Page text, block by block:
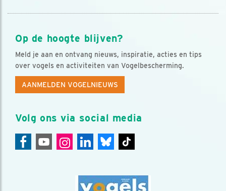
Op de hoogte blijven?
Meld je aan en ontvang nieuws, inspiratie, acties en tips
over vogels en activiteiten van Vogelbescherming.
AANMELDEN VOGELNIEUWS
Volg ons via social media